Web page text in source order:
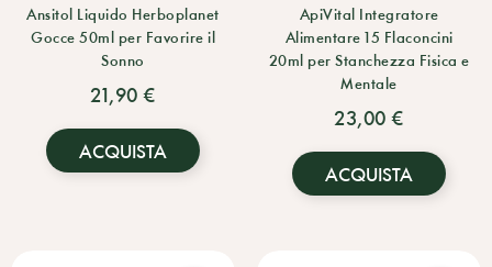
Ansitol Liquido Herboplanet
Gocce 50ml per Favorire il
Sonno
21,90 €
ACQUISTA
ApiVital Integratore
Alimentare 15 Flaconcini
20ml per Stanchezza Fisica e
Mentale
23,00 €
ACQUISTA